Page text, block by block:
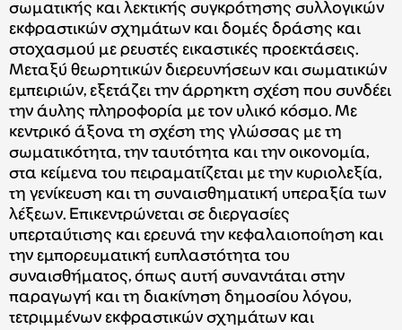
σωματικής και λεκτικής συγκρότησης συλλογικών
εκφραστικών σχημάτων και δομές δράσης και
στοχασμού με ρευστές εικαστικές προεκτάσεις.
Μεταξύ θεωρητικών διερευνήσεων και σωματικών
εμπειριών, εξετάζει την άρρηκτη σχέση που συνδέει
την άυλης πληροφορία με τον υλικό κόσμο. Με
κεντρικό άξονα τη σχέση της γλώσσας με τη
σωματικότητα, την ταυτότητα και την οικονομία,
στα κείμενα του πειραματίζεται με την κυριολεξία,
τη γενίκευση και τη συναισθηματική υπεραξία των
λέξεων. Επικεντρώνεται σε διεργασίες
υπερταύτισης και ερευνά την κεφαλαιοποίηση και
την εμπορευματική ευπλαστότητα του
συναισθήματος, όπως αυτή συναντάται στην
παραγωγή και τη διακίνηση δημοσίου λόγου,
τετριμμένων εκφραστικών σχημάτων και